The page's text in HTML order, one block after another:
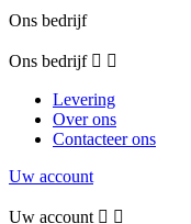
Ons bedrijf
Ons bedrijf  
Levering
Over ons
Contacteer ons
Uw account
Uw account  